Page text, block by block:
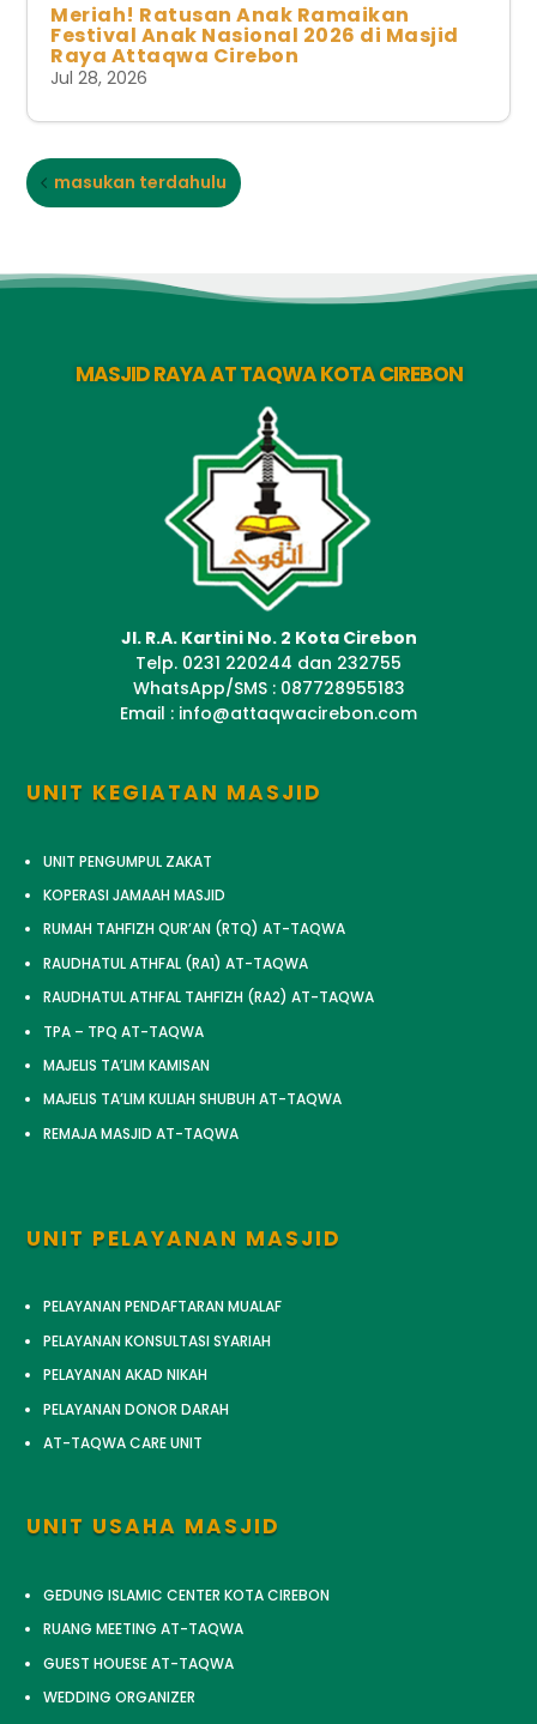
Meriah! Ratusan Anak Ramaikan
Festival Anak Nasional 2026 di Masjid
Raya Attaqwa Cirebon
Jul 28, 2026
masukan terdahulu
MASJID RAYA AT TAQWA KOTA CIREBON
Jl. R.A. Kartini No. 2 Kota Cirebon
Telp. 0231 220244 dan 232755
WhatsApp/SMS : 087728955183
Email : info@attaqwacirebon.com
UNIT KEGIATAN MASJID
UNIT PENGUMPUL ZAKAT
KOPERASI JAMAAH MASJID
RUMAH TAHFIZH QUR’AN (RTQ) AT-TAQWA
RAUDHATUL ATHFAL (RA1) AT-TAQWA
RAUDHATUL ATHFAL TAHFIZH (RA2) AT-TAQWA
TPA – TPQ AT-TAQWA
MAJELIS TA’LIM KAMISAN
MAJELIS TA’LIM KULIAH SHUBUH AT-TAQWA
REMAJA MASJID AT-TAQWA
UNIT PELAYANAN MASJID
PELAYANAN PENDAFTARAN MUALAF
PELAYANAN KONSULTASI SYARIAH
PELAYANAN AKAD NIKAH
PELAYANAN DONOR DARAH
AT-TAQWA CARE UNIT
UNIT USAHA MASJID
GEDUNG ISLAMIC CENTER KOTA CIREBON
RUANG MEETING AT-TAQWA
GUEST HOUESE AT-TAQWA
WEDDING ORGANIZER